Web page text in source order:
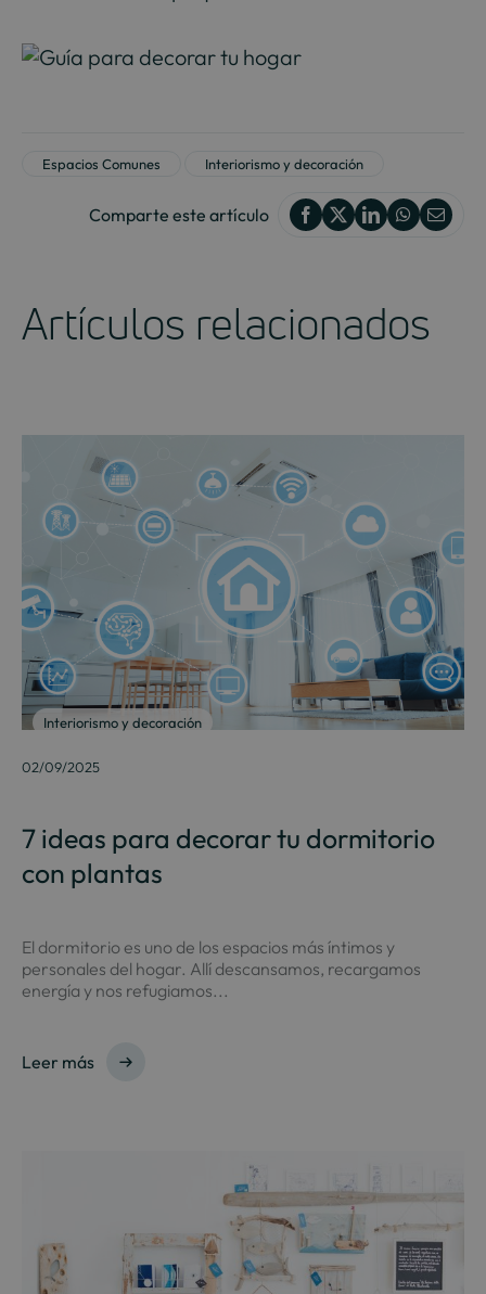
Espacios Comunes Interiorismo y decoración
Comparte este artículo
Artículos relacionados
Interiorismo y decoración
02/09/2025
7 ideas para decorar tu dormitorio
con plantas
El dormitorio es uno de los espacios más íntimos y
personales del hogar. Allí descansamos, recargamos
energía y nos refugiamos...
Leer más